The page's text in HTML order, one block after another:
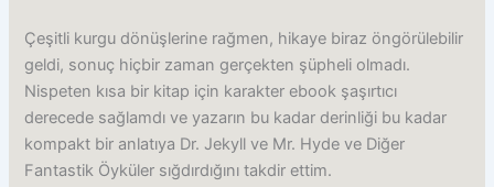
Çeşitli kurgu dönüşlerine rağmen, hikaye biraz öngörülebilir
geldi, sonuç hiçbir zaman gerçekten şüpheli olmadı.
Nispeten kısa bir kitap için karakter ebook şaşırtıcı
derecede sağlamdı ve yazarın bu kadar derinliği bu kadar
kompakt bir anlatıya Dr. Jekyll ve Mr. Hyde ve Diğer
Fantastik Öyküler sığdırdığını takdir ettim.